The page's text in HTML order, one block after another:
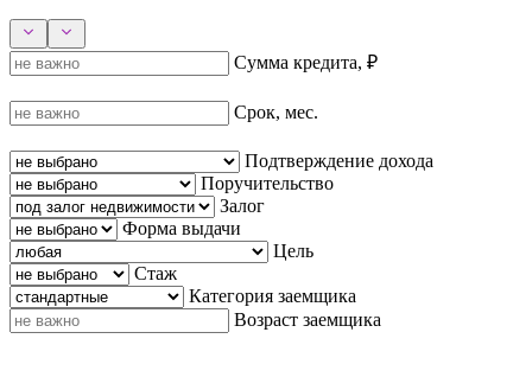
Сумма кредита, ₽
Срок, мес.
Подтверждение дохода
Поручительство
Залог
Форма выдачи
Цель
Стаж
Категория заемщика
Возраст заемщика